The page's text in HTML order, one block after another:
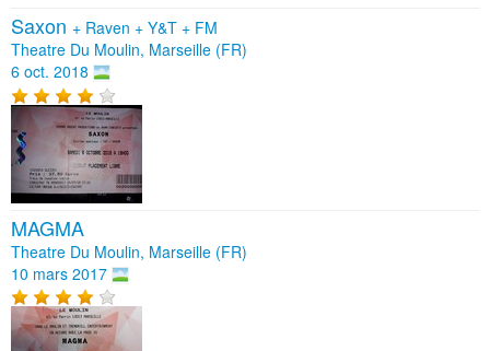
Saxon + Raven + Y&T + FM
Theatre Du Moulin, Marseille (FR)
6 oct. 2018
MAGMA
Theatre Du Moulin, Marseille (FR)
10 mars 2017